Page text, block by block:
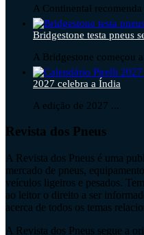
A Continental recomenda
Bridgestone testa pneus
A Bridgestone começou
2027 celebra a Índia
A edição de 2027 ...
Revista dos Pneus
A Revista dos Pneus é uma
mercado de pneus,
veículos ligeiros e pesados.
ao leitor o direito a ser
acerca de todos os temas
A Revista dos Pneus segue a